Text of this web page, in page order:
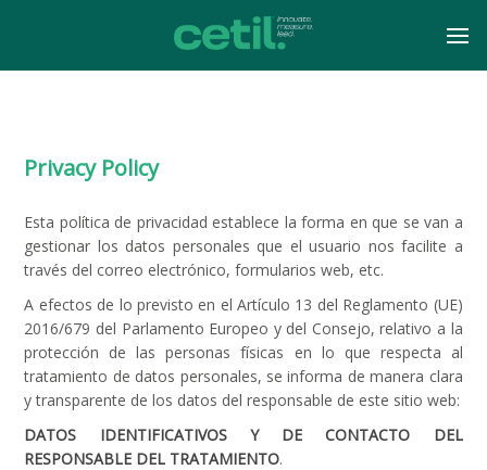
Privacy Policy
Esta política de privacidad establece la forma en que se van a
gestionar los datos personales que el usuario nos facilite a
través del correo electrónico, formularios web, etc.
A efectos de lo previsto en el Artículo 13 del Reglamento (UE)
2016/679 del Parlamento Europeo y del Consejo, relativo a la
protección de las personas físicas en lo que respecta al
tratamiento de datos personales, se informa de manera clara
y transparente de los datos del responsable de este sitio web:
DATOS IDENTIFICATIVOS Y DE CONTACTO DEL
RESPONSABLE DEL TRATAMIENTO.